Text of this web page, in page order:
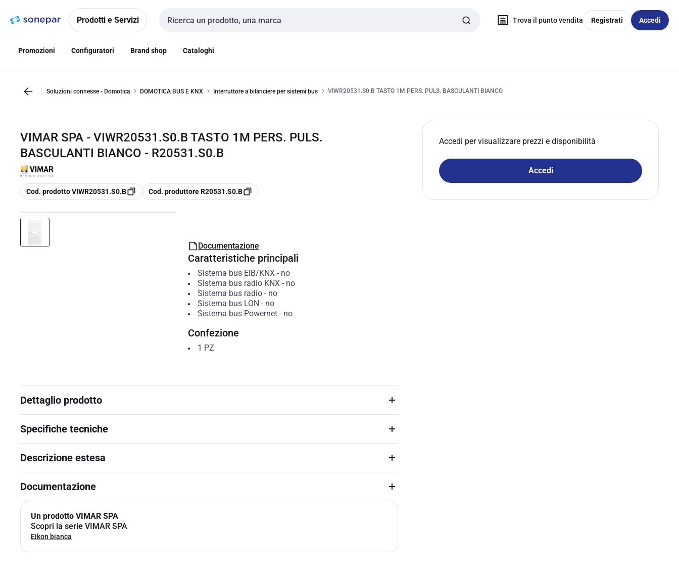
navigazionealla
Prodotti e Servizi
Cerca input
Trova il punto vendita Registrati Accedi
Promozioni Configuratori Brand shop Cataloghi
Soluzioni connesse - Domotica DOMOTICA BUS E KNX Interruttore a bilanciere per sistemi bus VIWR20531.S0.B TASTO 1M PERS. PULS. BASCULANTI BIANCO
VIMAR SPA - VIWR20531.S0.B TASTO 1M PERS. PULS.
BASCULANTI BIANCO - R20531.S0.B
copia
Cod. prodotto VIWR20531.S0.B copia
Cod. produttore R20531.S0.B
Accedi per visualizzare prezzi e disponibilità
Accedi
Documentazione
Caratteristiche principali
Sistema bus EIB/KNX- no
Sistema bus radio KNX- no
Sistema bus radio- no
Sistema bus LON - no
Sistema bus Powernet- no
Confezione
1 PZ
Dettaglio prodotto
Specifiche tecniche
Descrizione estesa
Documentazione
Un prodotto VIMAR SPA
Scopri la serie VIMAR SPA
Eikon bianca